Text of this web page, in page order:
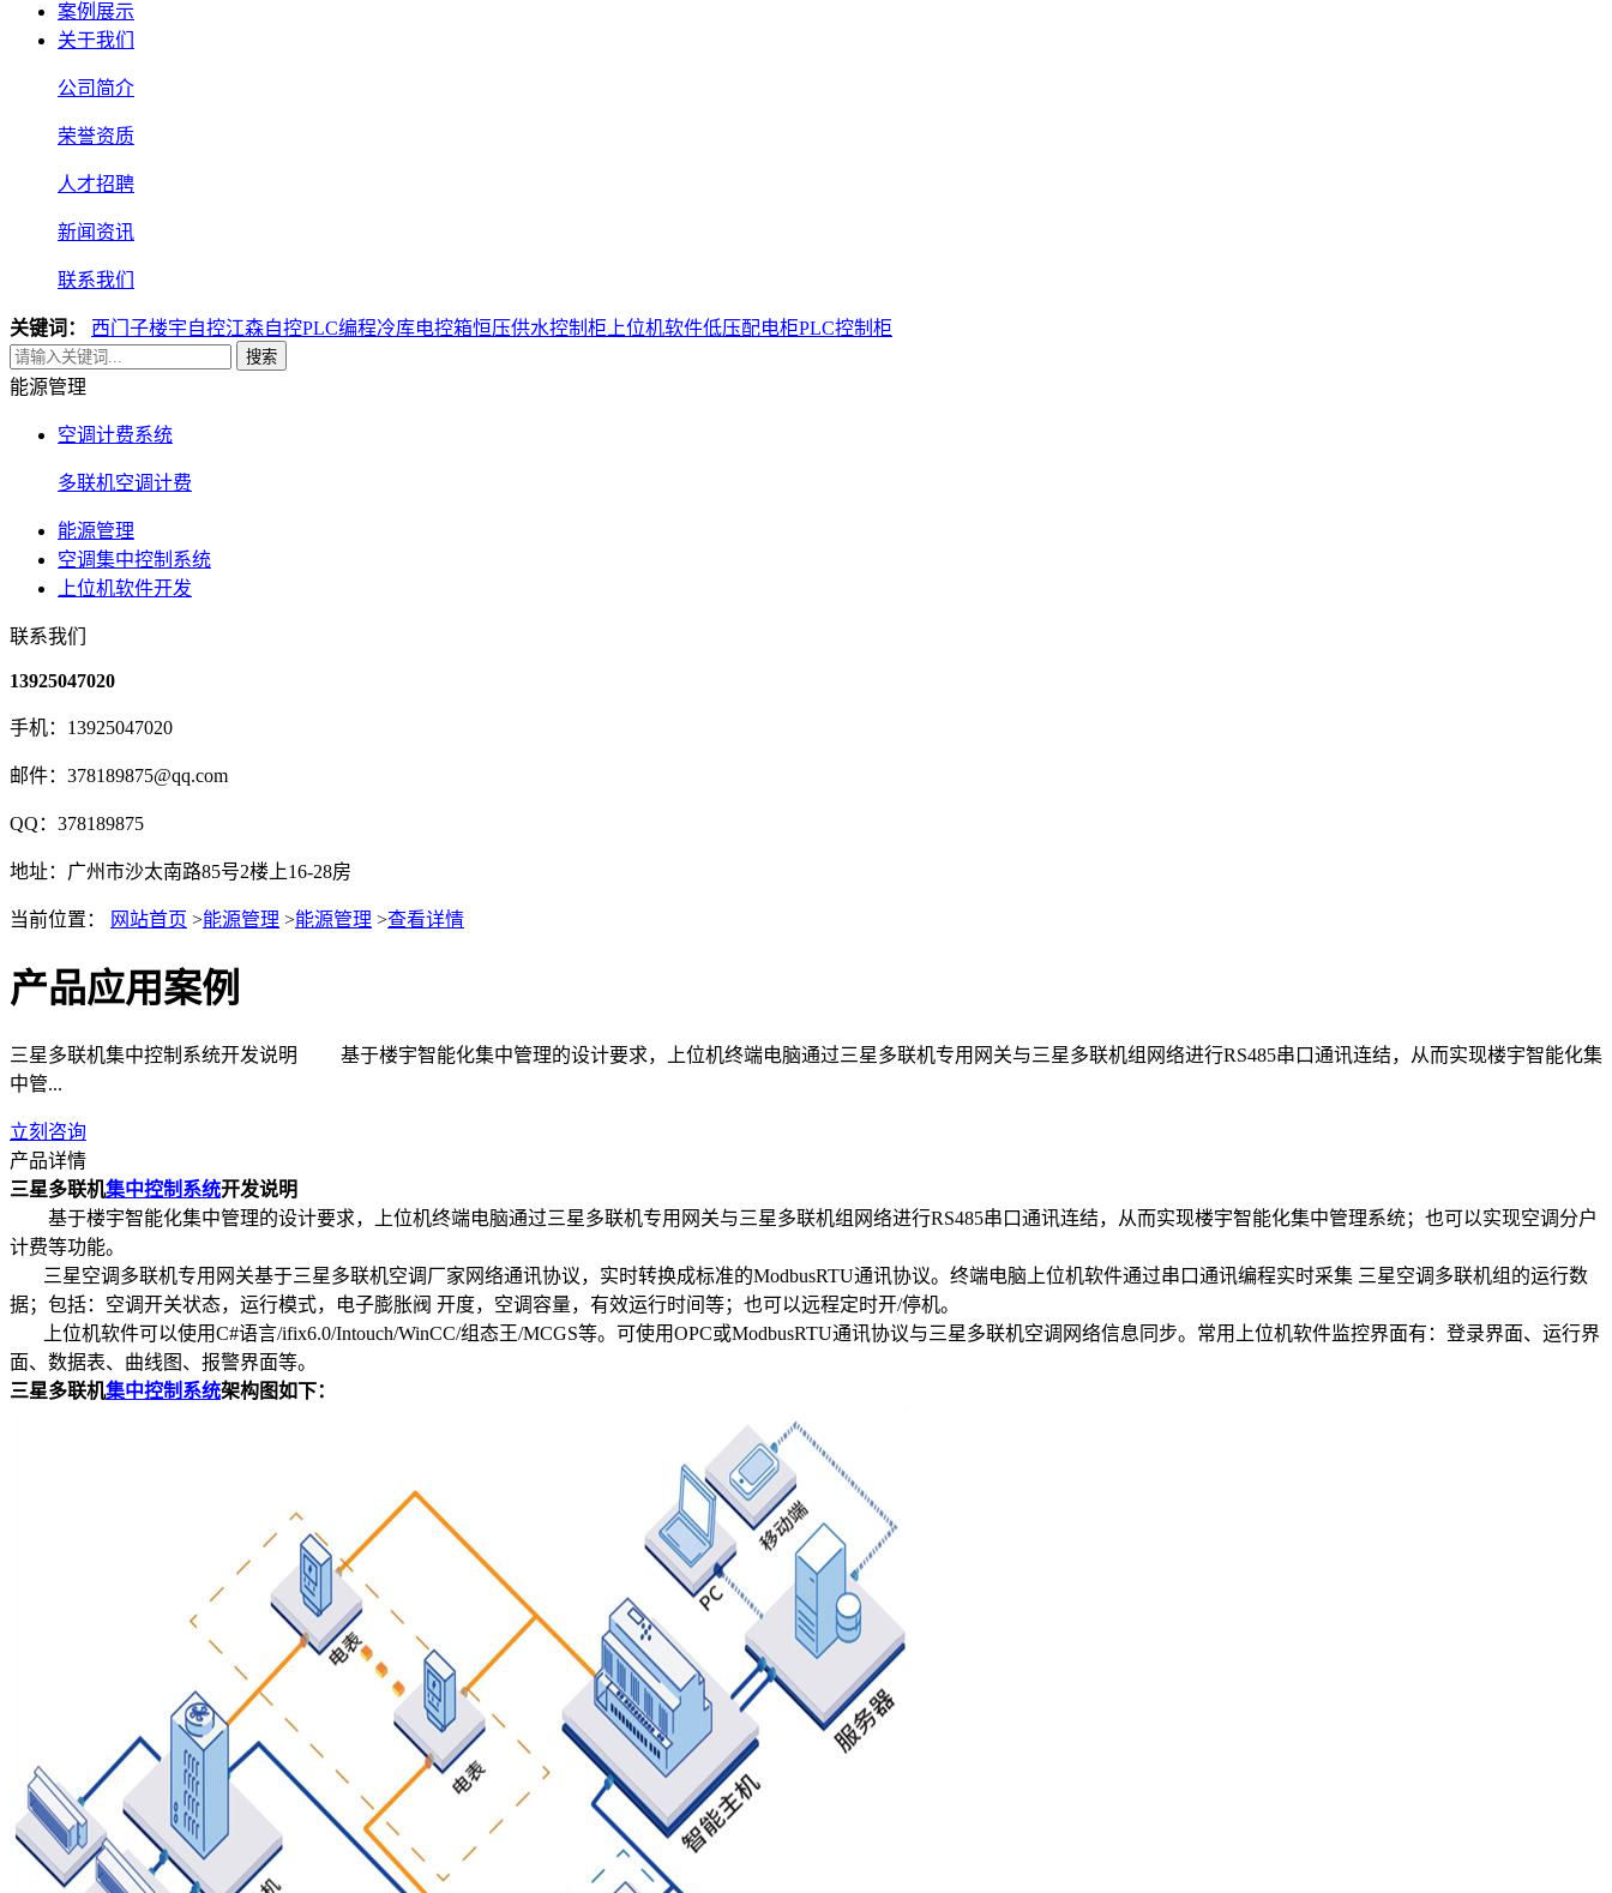
案例展示
关于我们
公司简介
荣誉资质
人才招聘
新闻资讯
联系我们
关键词： 西门子楼宇自控江森自控PLC编程冷库电控箱恒压供水控制柜 上位机软件低压配电柜PLC控制柜
搜索
能源管理
空调计费系统
多联机空调计费
能源管理
空调集中控制系统
上位机软件开发
联系我们
13925047020
手机：13925047020
邮件：378189875@qq.com
QQ：378189875
地址：广州市沙太南路85号2楼上16-28房
当前位置： 网站首页 >能源管理 >能源管理 >查看详情
产品应用案例
三星多联机集中控制系统开发说明 基于楼宇智能化集中管理的设计要求，上位机终端电脑通过三星多联机专用网关与三星多联机组网络进行RS485串口通讯连结，从而实现楼宇智能化集
中管...
立刻咨询
产品详情
三星多联机集中控制系统开发说明
基于楼宇智能化集中管理的设计要求，上位机终端电脑通过三星多联机专用网关与三星多联机组网络进行RS485串口通讯连结，从而实现楼宇智能化集中管理系统；也可以实现空调分户
计费等功能。
三星空调多联机专用网关基于三星多联机空调厂家网络通讯协议，实时转换成标准的ModbusRTU通讯协议。终端电脑上位机软件通过串口通讯编程实时采集 三星空调多联机组的运行数
据；包括：空调开关状态，运行模式，电子膨胀阀 开度，空调容量，有效运行时间等；也可以远程定时开/停机。
上位机软件可以使用C#语言/ifix6.0/Intouch/WinCC/组态王/MCGS等。可使用OPC或ModbusRTU通讯协议与三星多联机空调网络信息同步。常用上位机软件监控界面有：登录界面、运行界
面、数据表、曲线图、报警界面等。
三星多联机集中控制系统架构图如下：